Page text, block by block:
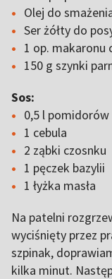
Olej do
Ser żółty do
1 op. makaronu
150 g szynki
Sos:
0,5 l
1 cebula
2 ząbki czosnku
1 pęczek bazylii
1 łyżka masła
Na patelni
wyciśnięty przez
szpinak,
kilka minut.